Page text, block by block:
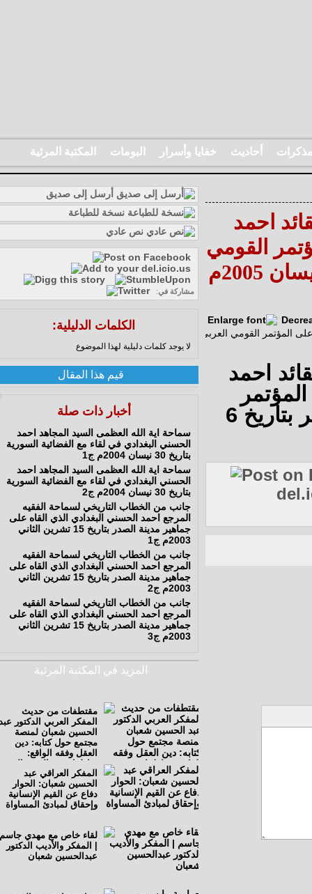
أحاديث خفايا وأسرار البومات المكتبة المرئية
احمد
القومي
احمد
القومي العربي السادس عشر في الجزائر بتاريخ 6
أرسل إلى صديق
نسخة للطباعة
نص عادي
:مشاركة في
الكلمات الدليلية:
لا يوجد كلمات دليلية لهذا الموضوع
قيم هذا المقال
أخبار ذات صلة
سماحة اية الله العظمى السيد المجاهد احمد
الحسني البغدادي في لقاء مع الفضائية السورية
بتاريخ 30 نيسان 2004م ج1
سماحة اية الله العظمى السيد المجاهد احمد
الحسني البغدادي في لقاء مع الفضائية السورية
بتاريخ 30 نيسان 2004م ج2
جانب من الخطاب التاريخي لسماحة الفقيه
المرجع احمد الحسني البغدادي الذي القاه على
جماهير مدينة الصدر بتاريخ 15 تشرين الثاني
2003م ج1
جانب من الخطاب التاريخي لسماحة الفقيه
المرجع احمد الحسني البغدادي الذي القاه على
جماهير مدينة الصدر بتاريخ 15 تشرين الثاني
2003م ج2
جانب من الخطاب التاريخي لسماحة الفقيه
المرجع احمد الحسني البغدادي الذي القاه على
جماهير مدينة الصدر بتاريخ 15 تشرين الثاني
2003م ج3
المزيد في المكتبة المرئية
مقتطفات من حديث
المفكر العربي الدكتور عبد
الحسين شعبان لمنصة
مجتمع حول كتابه: دين
العقل وفقه الواقع:
مناظرات مع الفقيه السيد
أحمد الحسني البغدادي.المفكر العراقي عبد
الحسين شعبان: الحوار
دفاع عن القيم الإنسانية
وإحقاق لمبادئ المساواة
لقاء خاص مع مهدي جاسم
| المفكر والأديب الدكتور
عبدالحسين شعبان